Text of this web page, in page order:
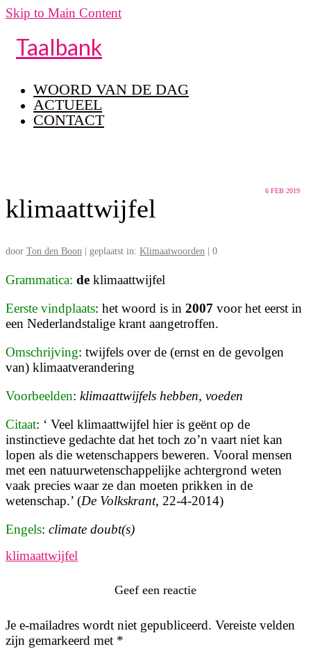
Skip to Main Content
Taalbank
WOORD VAN DE DAG
ACTUEEL
CONTACT
6 FEB 2019
klimaattwijfel
door Ton den Boon geplaatst in: Klimaatwoorden 0
Grammatica: de klimaattwijfel
Eerste vindplaats: het woord is in 2007 voor het eerst in
een Nederlandstalige krant aangetroffen.
Omschrijving: twijfels over de (ernst en de gevolgen
van) klimaatverandering
Voorbeelden: klimaattwijfels hebben, voeden
Citaat: ‘ Veel klimaattwijfel hier is geënt op de
instinctieve gedachte dat het toch zo’n vaart niet kan
lopen als die wetenschappers beweren. Vooral mensen
met een natuurwetenschappelijke achtergrond weten
vaak precies waar ze dan moeten prikken in de
wetenschap.’ (De Volkskrant, 22-4-2014)
Engels: climate doubt(s)
klimaattwijfel
Geef een reactie
Je e-mailadres wordt niet gepubliceerd. Vereiste velden
zijn gemarkeerd met *